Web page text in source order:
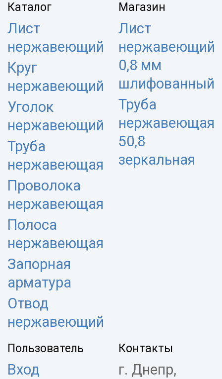
Каталог
Лист
нержавеющий
Круг
нержавеющий
Уголок
нержавеющий
Труба
нержавеющая
Проволока
нержавеющая
Полоса
нержавеющая
Запорная
арматура
Отвод
нержавеющий
Магазин
Лист
нержавеющий
0,8 мм
шлифованный
Труба
нержавеющая
50,8
зеркальная
Пользователь
Вход
Контакты
г. Днепр,